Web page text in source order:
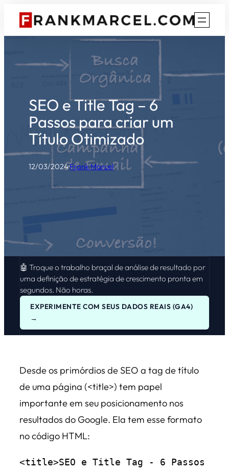
Pular
para
conteúdo
SEO e Title Tag – 6
Passos para criar um
Título Otimizado
12/03/2024·Frank Marcel
🤖 Troque o trabalho braçal de análise de resultado por
uma definição de estratégia de crescimento pronta em
segundos. Não horas.
EXPERIMENTE COM SEUS DADOS REAIS (GA4)
→
Desde os primórdios de SEO a tag de título
de uma página (<title>) tem papel
importante em seu posicionamento nos
resultados do Google. Ela tem esse formato
no código HTML:
<title>SEO e Title Tag - 6 Passos